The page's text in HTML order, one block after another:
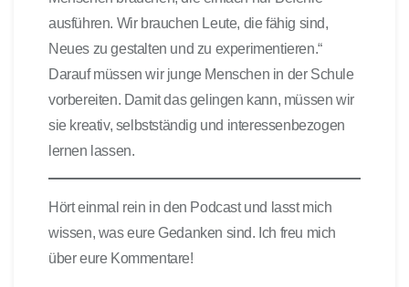
ausführen. Wir brauchen Leute, die fähig sind,
Neues zu gestalten und zu experimentieren.“
Darauf müssen wir junge Menschen in der Schule
vorbereiten. Damit das gelingen kann, müssen wir
sie kreativ, selbstständig und interessenbezogen
lernen lassen.
Hört einmal rein in den Podcast und lasst mich
wissen, was eure Gedanken sind. Ich freu mich
über eure Kommentare!